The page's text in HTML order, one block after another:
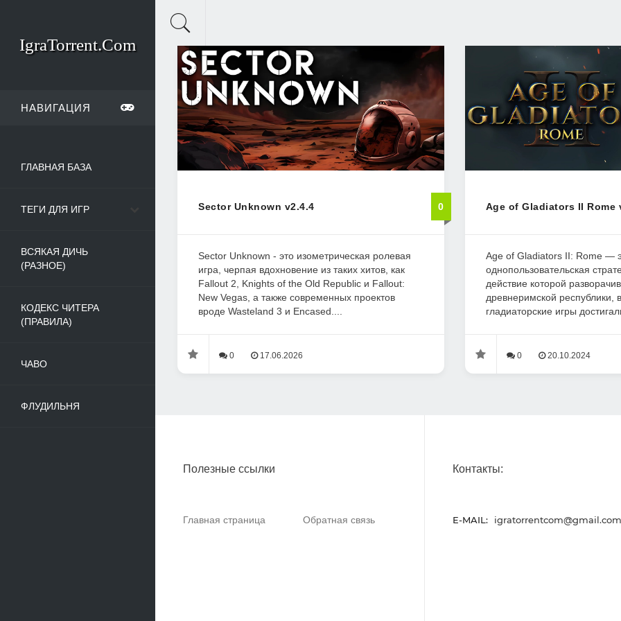
IgraTorrent.Com
НАВИГАЦИЯ
ГЛАВНАЯ БАЗА
ТЕГИ ДЛЯ ИГР
ВСЯКАЯ ДИЧЬ
(РАЗНОЕ)
КОДЕКС ЧИТЕРА
(ПРАВИЛА)
ЧАВО
ФЛУДИЛЬНЯ
Sector Unknown v2.4.4 0
Sector Unknown - это изометрическая ролевая
игра, черпая вдохновение из таких хитов, как
Fallout 2, Knights of the Old Republic и Fallout:
New Vegas, а также современных проектов
вроде Wasteland 3 и Encased....
0 17.06.2026
Age of Gladiators II Rome
Age of Gladiators II: Rome —
однопользовательская
действие которой
древнеримской республики,
гладиаторские игры
0 20.10.2024
Полезные ссылки
Главная страница Обратная связь
Контакты:
E-MAIL: igratorrentcom@gmail.com